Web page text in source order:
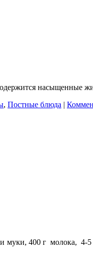
насыщенные
, Постные блюда |
муки, 400 г молока, 4-